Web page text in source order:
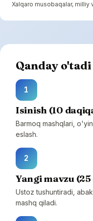
Xalqaro musobaqalar, milliy
Qanday
1
Isinish (10
Barmoq mashqlari,
eslash.
2
Yangi mavzu
Ustoz tushuntiradi,
mashq qiladi.